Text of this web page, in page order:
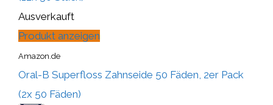
Ausverkauft
Produkt anzeigen
Amazon.de
Oral-B Superfloss Zahnseide 50 Fäden, 2er Pack
(2x 50 Fäden)